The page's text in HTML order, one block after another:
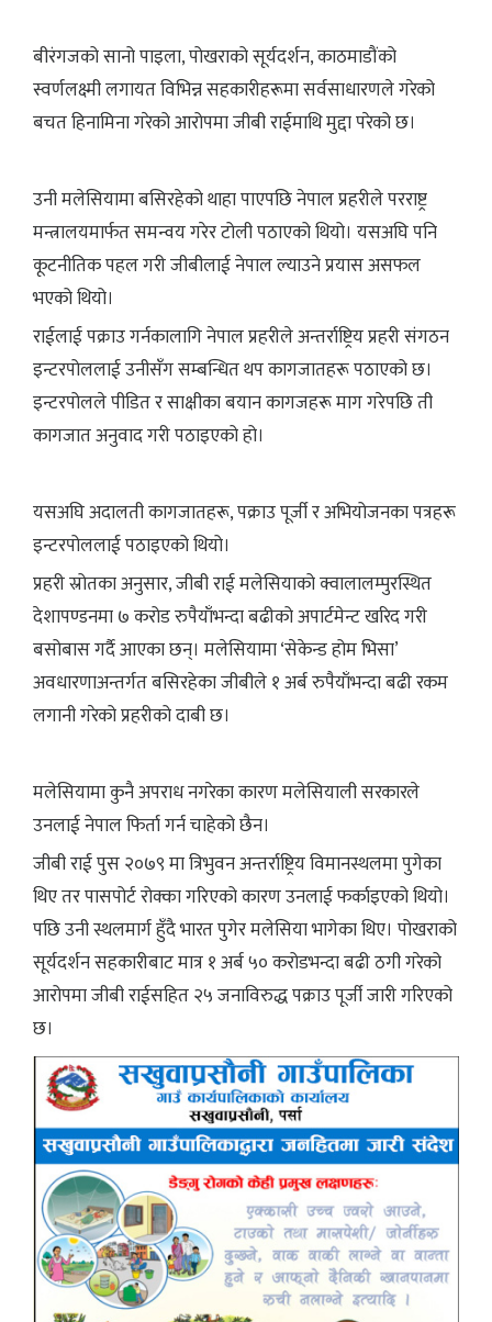
बीरंगजको सानो पाइला, पोखराको सूर्यदर्शन, काठमाडौंको
स्वर्णलक्ष्मी लगायत विभिन्न सहकारीहरूमा सर्वसाधारणले गरेको
बचत हिनामिना गरेको आरोपमा जीबी राईमाथि मुद्दा परेको छ।
उनी मलेसियामा बसिरहेको थाहा पाएपछि नेपाल प्रहरीले परराष्ट्र
मन्त्रालयमार्फत समन्वय गरेर टोली पठाएको थियो। यसअघि पनि
कूटनीतिक पहल गरी जीबीलाई नेपाल ल्याउने प्रयास असफल
भएको थियो।
राईलाई पक्राउ गर्नकालागि नेपाल प्रहरीले अन्तर्राष्ट्रिय प्रहरी संगठन
इन्टरपोललाई उनीसँग सम्बन्धित थप कागजातहरू पठाएको छ।
इन्टरपोलले पीडित र साक्षीका बयान कागजहरू माग गरेपछि ती
कागजात अनुवाद गरी पठाइएको हो।
यसअघि अदालती कागजातहरू, पक्राउ पूर्जी र अभियोजनका पत्रहरू
इन्टरपोललाई पठाइएको थियो।
प्रहरी स्रोतका अनुसार, जीबी राई मलेसियाको क्वालालम्पुरस्थित
देशापण्डनमा ७ करोड रुपैयाँभन्दा बढीको अपार्टमेन्ट खरिद गरी
बसोबास गर्दै आएका छन्। मलेसियामा ‘सेकेन्ड होम भिसा’
अवधारणाअन्तर्गत बसिरहेका जीबीले १ अर्ब रुपैयाँभन्दा बढी रकम
लगानी गरेको प्रहरीको दाबी छ।
मलेसियामा कुनै अपराध नगरेका कारण मलेसियाली सरकारले
उनलाई नेपाल फिर्ता गर्न चाहेको छैन।
जीबी राई पुस २०७९ मा त्रिभुवन अन्तर्राष्ट्रिय विमानस्थलमा पुगेका
थिए तर पासपोर्ट रोक्का गरिएको कारण उनलाई फर्काइएको थियो।
पछि उनी स्थलमार्ग हुँदै भारत पुगेर मलेसिया भागेका थिए। पोखराको
सूर्यदर्शन सहकारीबाट मात्र १ अर्ब ५० करोडभन्दा बढी ठगी गरेको
आरोपमा जीबी राईसहित २५ जनाविरुद्ध पक्राउ पूर्जी जारी गरिएको
छ।